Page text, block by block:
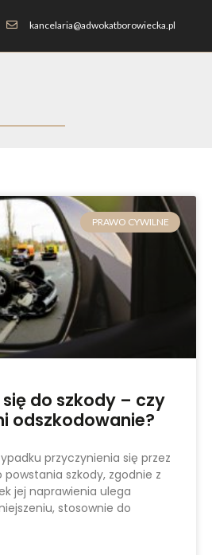
kancelaria@adwokatborowiecka.pl
PRAWO CYWILNE
się do szkody – czy
odszkodowanie?
przyczynienia się przez
szkody, zgodnie z
jej naprawienia ulega
stosownie do